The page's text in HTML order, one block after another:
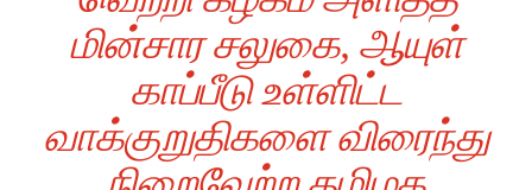
மின்சார சலுகை, ஆயுள்
காப்பீடு உள்ளிட்ட
வாக்குறுதிகளை விரைந்து